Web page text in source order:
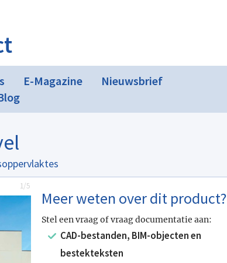
E-Magazine
Nieuwsbrief
1/5
Meer weten over dit product?
Stel een vraag of vraag documentatie aan:
CAD-bestanden, BIM-objecten en
bestekteksten